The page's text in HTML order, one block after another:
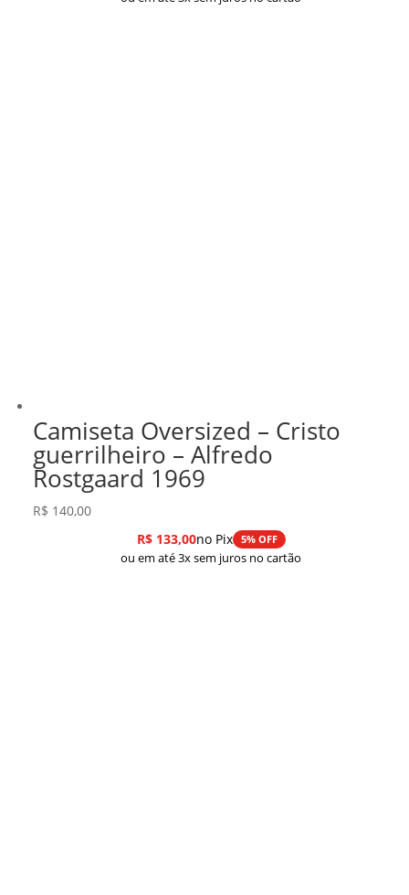
Camiseta Oversized – Cristo
guerrilheiro – Alfredo
Rostgaard 1969
R$ 140,00
R$133,00no Pix 5% OFF
ou em até 3x sem juros no cartão